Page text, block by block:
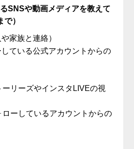
SNSや動画メディアを教えて
で）
家族と連絡）
ている公式アカウントからの
ーリーズやインスタLIVEの視
ローしているアカウントからの